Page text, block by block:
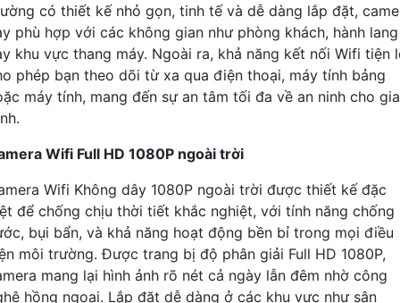
có thiết kế nhỏ gọn, tinh tế và dễ dàng lắp đặt,
phù hợp với các không gian như phòng khách, hành lang
khu vực thang máy. Ngoài ra, khả năng kết nối Wifi tiện
phép bạn theo dõi từ xa qua điện thoại, máy tính bảng
máy tính, mang đến sự an tâm tối đa về an ninh cho gia
Wifi Full HD 1080P ngoài trời
Wifi Không dây 1080P ngoài trời được thiết kế đặc
để chống chịu thời tiết khắc nghiệt, với tính năng chống
bụi bẩn, và khả năng hoạt động bền bỉ trong mọi điều
môi trường. Được trang bị độ phân giải Full HD 1080P,
mang lại hình ảnh rõ nét cả ngày lẫn đêm nhờ công
hồng ngoại. Lắp đặt dễ dàng ở các khu vực như sân